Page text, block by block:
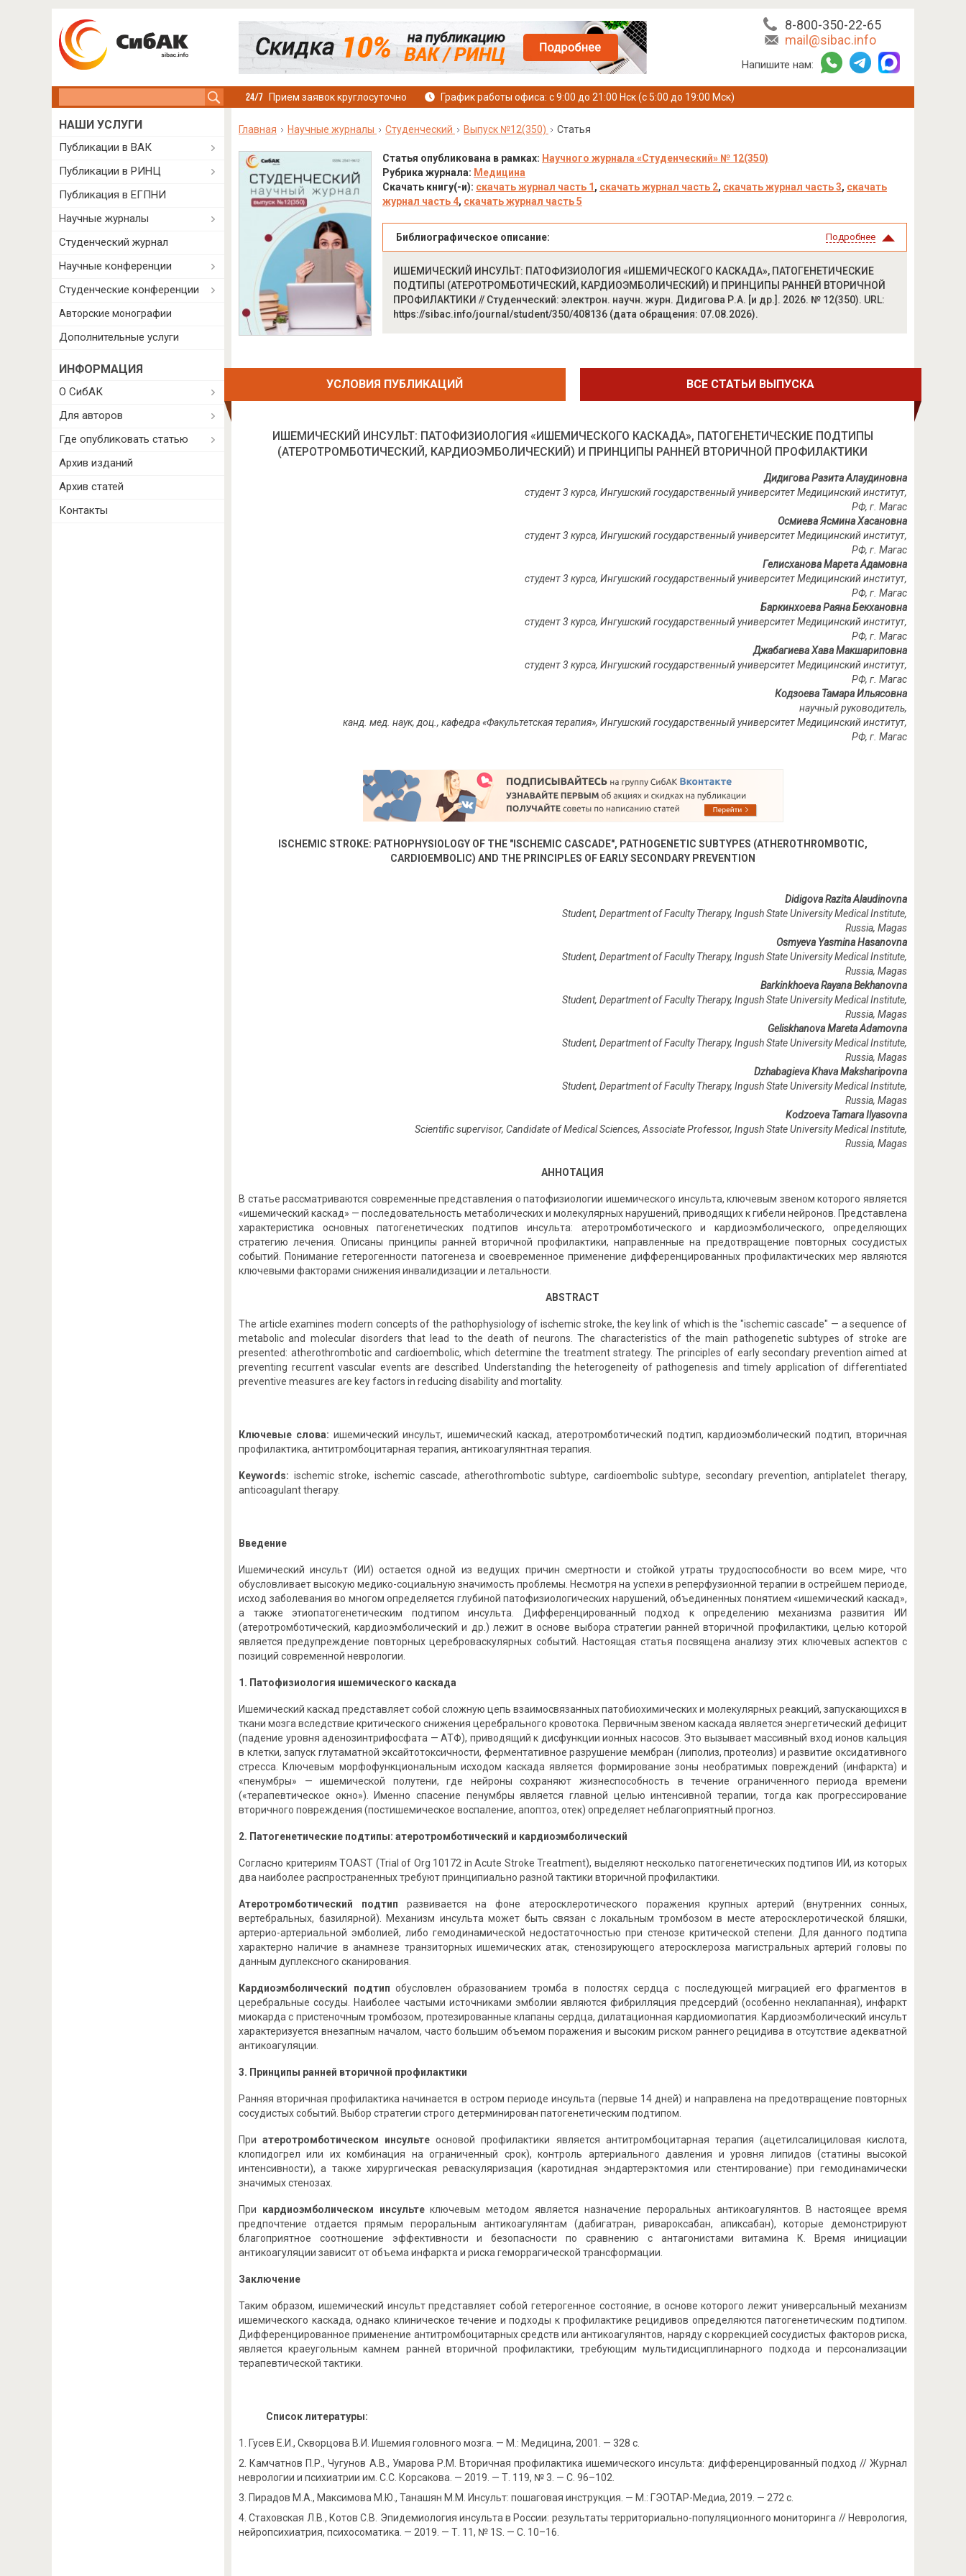
8-800-350-22-65
mail@sibac.info
Напишите нам:
Прием заявок круглосуточно График работы офиса: с 9:00 до 21:00 Нск (с 5:00 до 19:00 Мск)
Главная Научные журналы Студенческий Выпуск №12(350) Статья
Статья опубликована в рамках: Научного журнала «Студенческий» № 12(350)
Рубрика журнала: Медицина
Скачать книгу(-и): скачать журнал часть 1 , скачать журнал часть 2, скачать журнал часть 3, скачать
журнал часть 4, скачать журнал часть 5
Библиографическое описание: Подробнее
ИШЕМИЧЕСКИЙ ИНСУЛЬТ: ПАТОФИЗИОЛОГИЯ «ИШЕМИЧЕСКОГО КАСКАДА», ПАТОГЕНЕТИЧЕСКИЕ
ПОДТИПЫ (АТЕРОТРОМБОТИЧЕСКИЙ, КАРДИОЭМБОЛИЧЕСКИЙ) И ПРИНЦИПЫ РАННЕЙ ВТОРИЧНОЙ
ПРОФИЛАКТИКИ // Студенческий: электрон. научн. журн. Дидигова Р.А. [и др.]. 2026. № 12(350). URL:
https://sibac.info/journal/student/350/408136 (дата обращения: 07.08.2026).
УСЛОВИЯ ПУБЛИКАЦИЙ ВСЕ СТАТЬИ ВЫПУСКА
ИШЕМИЧЕСКИЙ ИНСУЛЬТ: ПАТОФИЗИОЛОГИЯ «ИШЕМИЧЕСКОГО КАСКАДА», ПАТОГЕНЕТИЧЕСКИЕ ПОДТИПЫ
(АТЕРОТРОМБОТИЧЕСКИЙ, КАРДИОЭМБОЛИЧЕСКИЙ) И ПРИНЦИПЫ РАННЕЙ ВТОРИЧНОЙ ПРОФИЛАКТИКИ
Дидигова Разита Алаудиновна
студент 3 курса, Ингушский государственный университет Медицинский институт,
РФ, г. Магас
Осмиева Ясмина Хасановна
студент 3 курса, Ингушский государственный университет Медицинский институт,
РФ, г. Магас
Гелисханова Марета Адамовна
студент 3 курса, Ингушский государственный университет Медицинский институт,
РФ, г. Магас
Баркинхоева Раяна Бекхановна
студент 3 курса, Ингушский государственный университет Медицинский институт,
РФ, г. Магас
Джабагиева Хава Макшариповна
студент 3 курса, Ингушский государственный университет Медицинский институт,
РФ, г. Магас
Кодзоева Тамара Ильясовна
научный руководитель,
канд. мед. наук, доц., кафедра «Факультетская терапия», Ингушский государственный университет Медицинский институт,
РФ, г. Магас
ISCHEMIC STROKE: PATHOPHYSIOLOGY OF THE "ISCHEMIC CASCADE", PATHOGENETIC SUBTYPES (ATHEROTHROMBOTIC,
CARDIOEMBOLIC) AND THE PRINCIPLES OF EARLY SECONDARY PREVENTION
Didigova Razita Alaudinovna
Student, Department of Faculty Therapy, Ingush State University Medical Institute,
Russia, Magas
Osmyeva Yasmina Hasanovna
Student, Department of Faculty Therapy, Ingush State University Medical Institute,
Russia, Magas
Barkinkhoeva Rayana Bekhanovna
Student, Department of Faculty Therapy, Ingush State University Medical Institute,
Russia, Magas
Geliskhanova Mareta Adamovna
Student, Department of Faculty Therapy, Ingush State University Medical Institute,
Russia, Magas
Dzhabagieva Khava Maksharipovna
Student, Department of Faculty Therapy, Ingush State University Medical Institute,
Russia, Magas
Kodzoeva Tamara Ilyasovna
Scientific supervisor, Candidate of Medical Sciences, Associate Professor, Ingush State University Medical Institute,
Russia, Magas
АННОТАЦИЯ
В статье рассматриваются современные представления о патофизиологии ишемического инсульта, ключевым звеном которого является
«ишемический каскад» — последовательность метаболических и молекулярных нарушений, приводящих к гибели нейронов. Представлена
характеристика основных патогенетических подтипов инсульта: атеротромботического и кардиоэмболического, определяющих
стратегию лечения. Описаны принципы ранней вторичной профилактики, направленные на предотвращение повторных сосудистых
событий. Понимание гетерогенности патогенеза и своевременное применение дифференцированных профилактических мер являются
ключевыми факторами снижения инвалидизации и летальности.
ABSTRACT
The article examines modern concepts of the pathophysiology of ischemic stroke, the key link of which is the "ischemic cascade" — a sequence of
metabolic and molecular disorders that lead to the death of neurons. The characteristics of the main pathogenetic subtypes of stroke are
presented: atherothrombotic and cardioembolic, which determine the treatment strategy. The principles of early secondary prevention aimed at
preventing recurrent vascular events are described. Understanding the heterogeneity of pathogenesis and timely application of differentiated
preventive measures are key factors in reducing disability and mortality.
Ключевые слова: ишемический инсульт, ишемический каскад, атеротромботический подтип, кардиоэмболический подтип, вторичная
профилактика, антитромбоцитарная терапия, антикоагулянтная терапия.
Keywords: ischemic stroke, ischemic cascade, atherothrombotic subtype, cardioembolic subtype, secondary prevention, antiplatelet therapy,
anticoagulant therapy.
Введение
Ишемический инсульт (ИИ) остается одной из ведущих причин смертности и стойкой утраты трудоспособности во всем мире, что
обусловливает высокую медико-социальную значимость проблемы. Несмотря на успехи в реперфузионной терапии в острейшем периоде,
исход заболевания во многом определяется глубиной патофизиологических нарушений, объединенных понятием «ишемический каскад»,
а также этиопатогенетическим подтипом инсульта. Дифференцированный подход к определению механизма развития ИИ
(атеротромботический, кардиоэмболический и др.) лежит в основе выбора стратегии ранней вторичной профилактики, целью которой
является предупреждение повторных цереброваскулярных событий. Настоящая статья посвящена анализу этих ключевых аспектов с
позиций современной неврологии.
1. Патофизиология ишемического каскада
Ишемический каскад представляет собой сложную цепь взаимосвязанных патобиохимических и молекулярных реакций, запускающихся в
ткани мозга вследствие критического снижения церебрального кровотока. Первичным звеном каскада является энергетический дефицит
(падение уровня аденозинтрифосфата — АТФ), приводящий к дисфункции ионных насосов. Это вызывает массивный вход ионов кальция
в клетки, запуск глутаматной эксайтотоксичности, ферментативное разрушение мембран (липолиз, протеолиз) и развитие оксидативного
стресса. Ключевым морфофункциональным исходом каскада является формирование зоны необратимых повреждений (инфаркта) и
«пенумбры» — ишемической полутени, где нейроны сохраняют жизнеспособность в течение ограниченного периода времени
(«терапевтическое окно»). Именно спасение пенумбры является главной целью интенсивной терапии, тогда как прогрессирование
вторичного повреждения (постишемическое воспаление, апоптоз, отек) определяет неблагоприятный прогноз.
2. Патогенетические подтипы: атеротромботический и кардиоэмболический
Согласно критериям TOAST (Trial of Org 10172 in Acute Stroke Treatment), выделяют несколько патогенетических подтипов ИИ, из которых
два наиболее распространенных требуют принципиально разной тактики вторичной профилактики.
Атеротромботический подтип развивается на фоне атеросклеротического поражения крупных артерий (внутренних сонных,
вертебральных, базилярной). Механизм инсульта может быть связан с локальным тромбозом в месте атеросклеротической бляшки,
артерио-артериальной эмболией, либо гемодинамической недостаточностью при стенозе критической степени. Для данного подтипа
характерно наличие в анамнезе транзиторных ишемических атак, стенозирующего атеросклероза магистральных артерий головы по
данным дуплексного сканирования.
Кардиоэмболический подтип обусловлен образованием тромба в полостях сердца с последующей миграцией его фрагментов в
церебральные сосуды. Наиболее частыми источниками эмболии являются фибрилляция предсердий (особенно неклапанная), инфаркт
миокарда с пристеночным тромбозом, протезированные клапаны сердца, дилатационная кардиомиопатия. Кардиоэмболический инсульт
характеризуется внезапным началом, часто большим объемом поражения и высоким риском раннего рецидива в отсутствие адекватной
антикоагуляции.
3. Принципы ранней вторичной профилактики
Ранняя вторичная профилактика начинается в остром периоде инсульта (первые 14 дней) и направлена на предотвращение повторных
сосудистых событий. Выбор стратегии строго детерминирован патогенетическим подтипом.
Приатеротромботическом инсульте основой профилактики является антитромбоцитарная терапия (ацетилсалициловая кислота,
клопидогрел или их комбинация на ограниченный срок), контроль артериального давления и уровня липидов (статины высокой
интенсивности), а также хирургическая реваскуляризация (каротидная эндартерэктомия или стентирование) при гемодинамически
значимых стенозах.
При кардиоэмболическом инсультеключевым методом является назначение пероральных антикоагулянтов. В настоящее время
предпочтение отдается прямым пероральным антикоагулянтам (дабигатран, ривароксабан, апиксабан), которые демонстрируют
благоприятное соотношение эффективности и безопасности по сравнению с антагонистами витамина К. Время инициации
антикоагуляции зависит от объема инфаркта и риска геморрагической трансформации.
Заключение
Таким образом, ишемический инсульт представляет собой гетерогенное состояние, в основе которого лежит универсальный механизм
ишемического каскада, однако клиническое течение и подходы к профилактике рецидивов определяются патогенетическим подтипом.
Дифференцированное применение антитромбоцитарных средств или антикоагулянтов, наряду с коррекцией сосудистых факторов риска,
является краеугольным камнем ранней вторичной профилактики, требующим мультидисциплинарного подхода и персонализации
терапевтической тактики.
Список литературы:
Гусев Е.И., Скворцова В.И. Ишемия головного мозга. — М.: Медицина, 2001. — 328 с.
Камчатнов П.Р., Чугунов А.В., Умарова Р.М. Вторичная профилактика ишемического инсульта: дифференцированный подход // Журнал
неврологии и психиатрии им. С.С. Корсакова. — 2019. — Т. 119, № 3. — С. 96–102.
Пирадов М.А., Максимова М.Ю., Танашян М.М. Инсульт: пошаговая инструкция. — М.: ГЭОТАР-Медиа, 2019. — 272 с.
Стаховская Л.В., Котов С.В. Эпидемиология инсульта в России: результаты территориально-популяционного мониторинга // Неврология,
нейропсихиатрия, психосоматика. — 2019. — Т. 11, № 1S. — С. 10–16.
НАШИ УСЛУГИ
Публикации в ВАК
Публикации в РИНЦ
Публикация в ЕГПНИ
Научные журналы
Студенческий журнал
Научные конференции
Студенческие конференции
Авторские монографии
Дополнительные услуги
ИНФОРМАЦИЯ
О СибАК
Для авторов
Где опубликовать статью
Архив изданий
Архив статей
Контакты